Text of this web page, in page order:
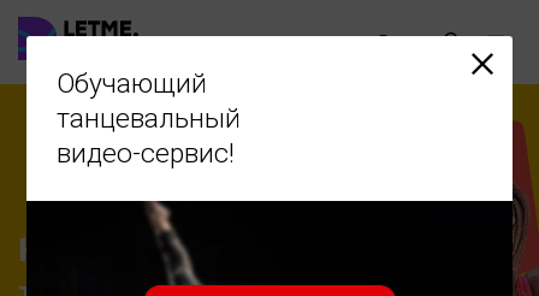
Ru
Научиться
Обучающий
танцевальный
видео-сервис!